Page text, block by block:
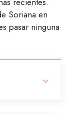
Soriana en
pasar ninguna